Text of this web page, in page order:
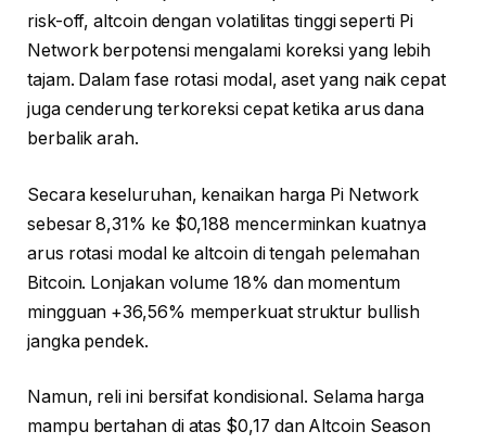
risk-off, altcoin dengan volatilitas tinggi seperti Pi
Network berpotensi mengalami koreksi yang lebih
tajam. Dalam fase rotasi modal, aset yang naik cepat
juga cenderung terkoreksi cepat ketika arus dana
berbalik arah.
Secara keseluruhan, kenaikan harga Pi Network
sebesar 8,31% ke $0,188 mencerminkan kuatnya
arus rotasi modal ke altcoin di tengah pelemahan
Bitcoin. Lonjakan volume 18% dan momentum
mingguan +36,56% memperkuat struktur bullish
jangka pendek.
Namun, reli ini bersifat kondisional. Selama harga
mampu bertahan di atas $0,17 dan Altcoin Season